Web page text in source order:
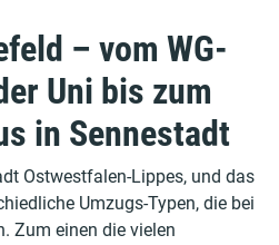
– vom WG-
Uni bis zum
in Sennestadt
Ostwestfalen-Lippes, und das
Umzugs-Typen, die bei
Zum einen die vielen